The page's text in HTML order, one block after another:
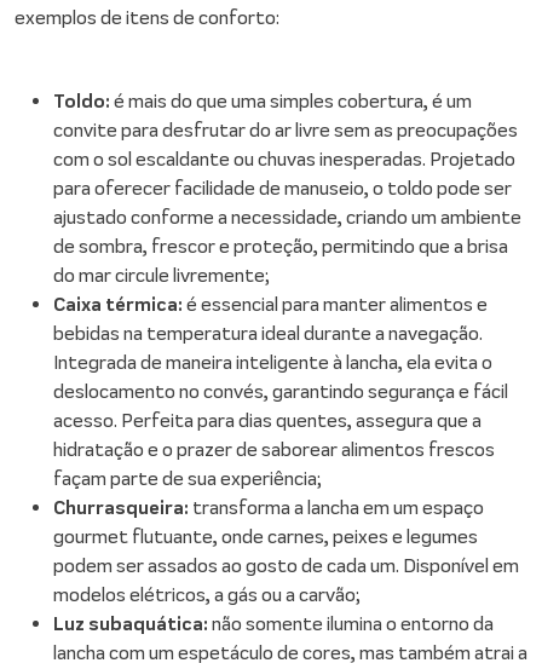
exemplos de itens de conforto:
Toldo: é mais do que uma simples cobertura, é um
convite para desfrutar do ar livre sem as preocupações
com o sol escaldante ou chuvas inesperadas. Projetado
para oferecer facilidade de manuseio, o toldo pode ser
ajustado conforme a necessidade, criando um ambiente
de sombra, frescor e proteção, permitindo que a brisa
do mar circule livremente;
Caixa térmica: é essencial para manter alimentos e
bebidas na temperatura ideal durante a navegação.
Integrada de maneira inteligente à lancha, ela evita o
deslocamento no convés, garantindo segurança e fácil
acesso. Perfeita para dias quentes, assegura que a
hidratação e o prazer de saborear alimentos frescos
façam parte de sua experiência;
Churrasqueira: transforma a lancha em um espaço
gourmet flutuante, onde carnes, peixes e legumes
podem ser assados ao gosto de cada um. Disponível em
modelos elétricos, a gás ou a carvão;
Luz subaquática: não somente ilumina o entorno da
lancha com um espetáculo de cores, mas também atrai a